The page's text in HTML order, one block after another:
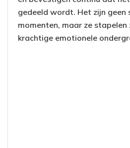
gedeeld wordt. Het zijn geen
momenten, maar ze
krachtige emotionele